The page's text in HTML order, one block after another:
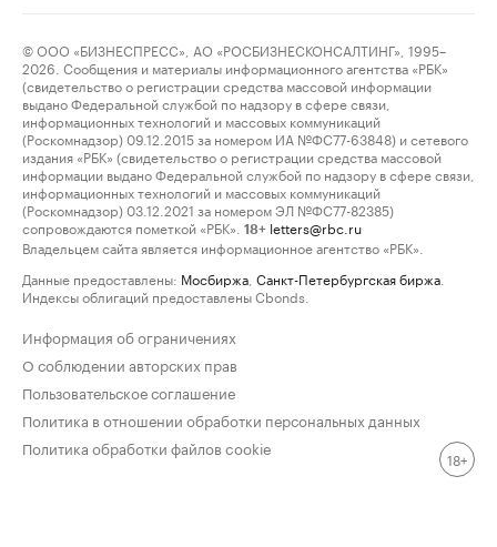
© ООО «БИЗНЕСПРЕСС», АО «РОСБИЗНЕСКОНСАЛТИНГ», 1995–
2026. Сообщения и материалы информационного агентства «РБК»
(свидетельство о регистрации средства массовой информации
выдано Федеральной службой по надзору в сфере связи,
информационных технологий и массовых коммуникаций
(Роскомнадзор) 09.12.2015 за номером ИА №ФС77-63848) и сетевого
издания «РБК» (свидетельство о регистрации средства массовой
информации выдано Федеральной службой по надзору в сфере связи,
информационных технологий и массовых коммуникаций
(Роскомнадзор) 03.12.2021 за номером ЭЛ №ФС77-82385)
сопровождаются пометкой «РБК».
18+ letters@rbc.ru
Владельцем сайта является информационное агентство «РБК».
Данные предоставлены: Мосбиржа Санкт-Петербургская биржа
Индексы облигаций предоставлены Cbonds.
Информация об ограничениях
О соблюдении авторских прав
Пользовательское соглашение
Политика в отношении обработки персональных данных
Политика обработки файлов cookie
18+